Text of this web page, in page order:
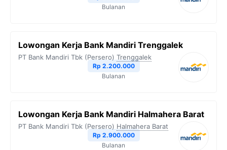
Bulanan
Lowongan Kerja Bank Mandiri Trenggalek
PT Bank Mandiri Tbk (Persero) Trenggalek
Rp 2.200.000
Bulanan
Lowongan Kerja Bank Mandiri Halmahera Barat
PT Bank Mandiri Tbk (Persero) Halmahera Barat
Rp 2.900.000
Bulanan